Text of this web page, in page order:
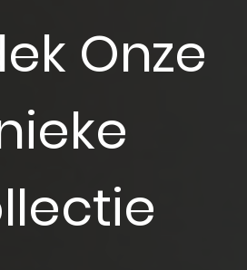
Onze